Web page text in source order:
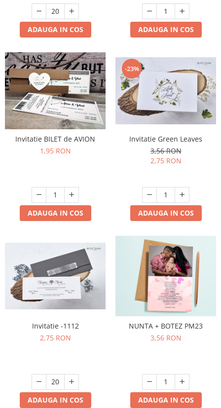
ADAUGA IN COS ADAUGA IN COS
Invitatie BILET de AVION
1,95 RON
ADAUGA IN COS
-23%
Invitatie Green Leaves
3,56 RON
2,75 RON
ADAUGA IN COS
Invitatie -1112
2,75 RON
ADAUGA IN COS
NUNTA + BOTEZ PM23
3,56 RON
ADAUGA IN COS